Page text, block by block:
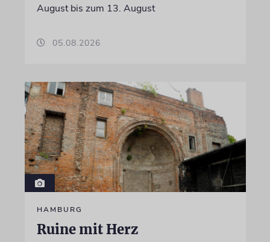
August bis zum 13. August
05.08.2026
HAMBURG
Ruine mit Herz